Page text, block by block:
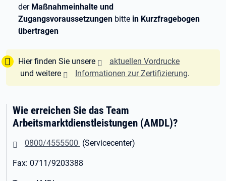
der Maßnahmeinhalte und
Zugangsvoraussetzungen bitte in Kurzfragebogen
übertragen
Tipp:
Hier finden Sie unsere
aktuellen Vordrucke
und weitere
Informationen zur Zertifizierung.
Wie erreichen Sie das Team
Arbeitsmarktdienstleistungen (AMDL)?
0800/4555500 (Servicecenter)
Fax: 0711/9203388